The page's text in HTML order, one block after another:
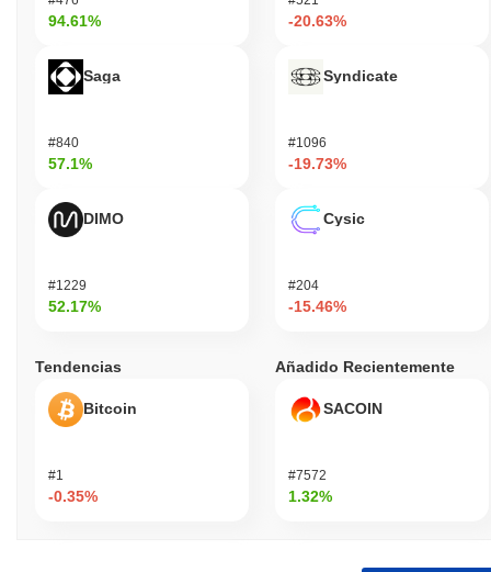
94.61%
Saga
#840
57.1%
DIMO
#1229
52.17%
-20.63%
Syndicate
#1096
-19.73%
Cysic
#204
-15.46%
Tendencias
Bitcoin
#1
-0.35%
Añadido Recientemente
SACOIN
#7572
1.32%